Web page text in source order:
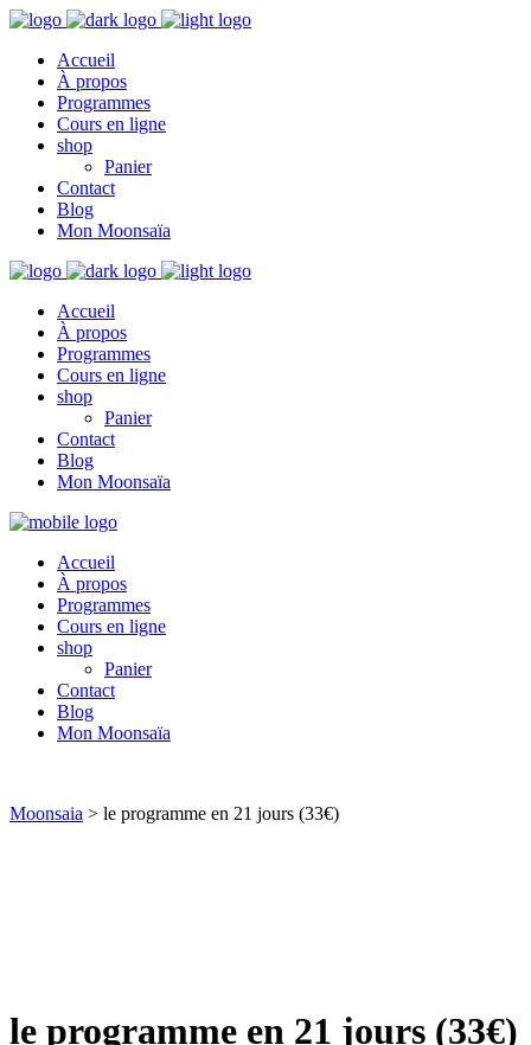
Accueil
À propos
Programmes
Cours en ligne
shop
Panier
Contact
Blog
Mon Moonsaïa
Accueil
À propos
Programmes
Cours en ligne
shop
Panier
Contact
Blog
Mon Moonsaïa
Accueil
À propos
Programmes
Cours en ligne
shop
Panier
Contact
Blog
Mon Moonsaïa
Moonsaia > le programme en 21 jours (33€)
le programme en 21 jours (33€)